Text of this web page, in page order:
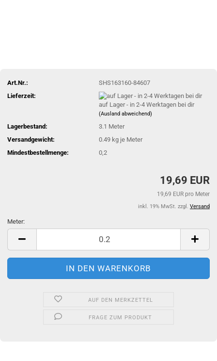
Art.Nr.:
SHS163160-84607
Lieferzeit:
auf Lager - in 2-4 Werktagen bei dir
(Ausland abweichend)
Lagerbestand: 3.1 Meter
Versandgewicht:
0.49 kg je Meter
Mindestbestellmenge:
0,2
19,69 EUR
19,69 EUR pro Meter
inkl. 19% MwSt. zzgl. Versand
Meter:
Meter
AUF DEN MERKZETTEL
FRAGE ZUM PRODUKT